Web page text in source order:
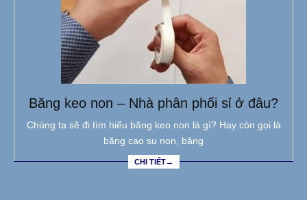
Băng keo non – Nhà phân phối sỉ ở đâu?
Chúng ta sẽ đi tìm hiểu băng keo non là gì? Hay còn gọi là
băng cao su non, băng
CHI TIẾT→